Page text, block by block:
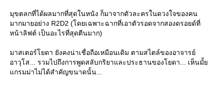
มุขตลกที่ได้ผลมากที่สุดในหนัง ก็มาจากตัวละครในดวงใจของคน
มากมายอย่าง R2D2 (โดยเฉพาะฉากที่เอาตัวรอดจากสองดรอยด์ที่
หน้าลิฟต์ เป็นอะไรที่สุดตีนมาก)
มาสเตอร์โยดา ยังคงน่าเชื่อถือเหมือนเดิม ตามสไตล์ของอาจารย์
อาวุโส... รวมไปถึงการพูดสลับกริยาและประธานของโยดา... เห็นมั้
กรมม่าไม่ได้สำคัญขนาดนั้น...